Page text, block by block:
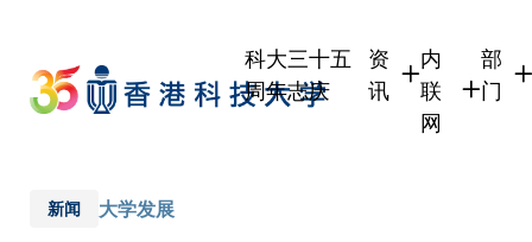
main
content
科大三十五
周年志庆
资
讯
内
联
网
部
门
新闻 大学发展